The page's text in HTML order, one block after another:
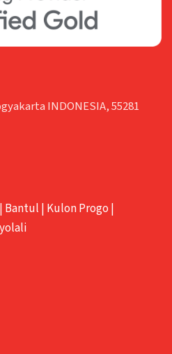
INDONESIA, 55281
| Bantul | Kulon Progo |